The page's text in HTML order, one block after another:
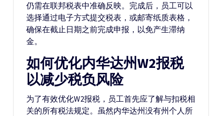
仍需在联邦税表中准确反映。完成后，员工可以
选择通过电子方式提交税表，或邮寄纸质表格，
确保在截止日期之前完成申报，以免产生滞纳
金。
如何优化内华达州W2报税
以减少税负风险
为了有效优化W2报税，员工首先应了解与扣税相
关的所有税法规定。虽然内华达州没有州个人所